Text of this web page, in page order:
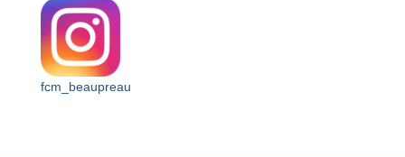
fcm_beaupreau